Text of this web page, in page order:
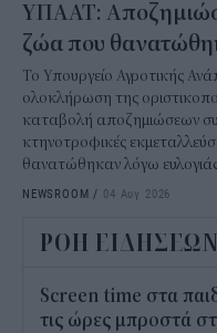
ΥΠΑΑΤ:
ζώα που
Το Υπουργείο Αγροτικής
ολοκλήρωση της
καταβολή αποζημιώσεων
κτηνοτροφικές
θανατώθηκαν λόγω
NEWSROOM / 04 Αυγ 2026
ΡΟΗ ΕΙΔΗΣΕΩΝ
Screen time στα
τις ώρες μπροστά